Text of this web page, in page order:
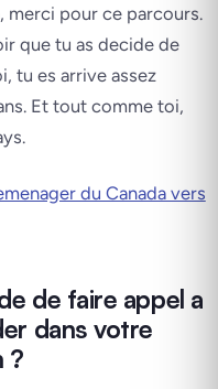
merci pour ce parcours.
que tu as decide de
tu es arrive assez
Et tout comme toi,
du Canada vers
de faire appel a
dans votre
?